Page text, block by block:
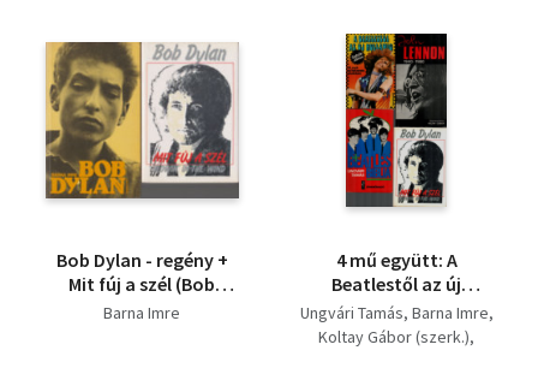
Bob Dylan - regény +
Mit fúj a szél (Bob
Dylan) (2 mű)
Barna Imre
4 mű együtt: A
Beatlestől az új
hullámig, John
Lennon 1940-1980, Mit
Ungvári Tamás Barna Imre
Koltay Gábor (szerk.)